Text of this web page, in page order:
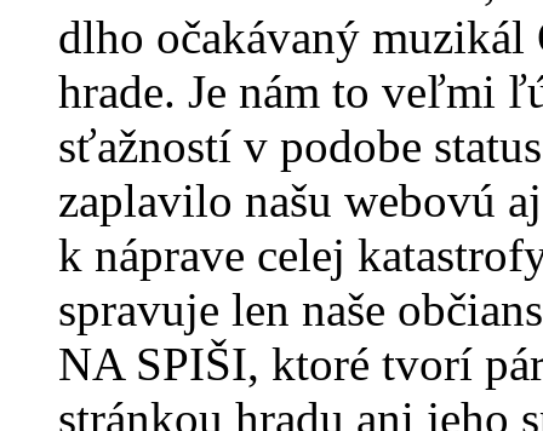
dlho očakávaný muzikál
hrade. Je nám to veľmi
sťažností v podobe
zaplavilo našu webovú
k náprave celej
spravuje len naše
NA SPIŠI, ktoré tvorí
stránkou hradu ani jeho